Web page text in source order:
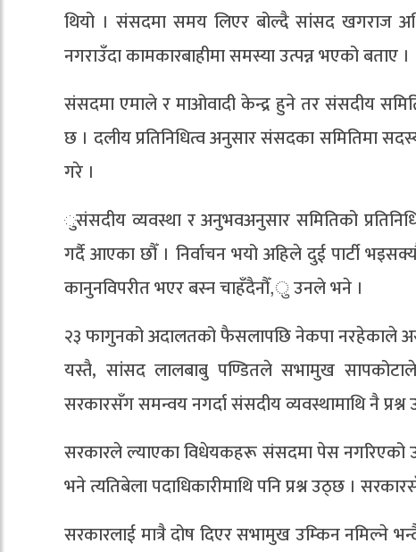
थियो । संसदमा समय लिएर बोल्दै सांसद खगराज
नगराउँदा कामकारबाहीमा समस्या उत्पन्न भएको बताए ।
संसदमा एमाले र माओवादी केन्द्र हुने तर संसदीय
छ । दलीय प्रतिनिधित्व अनुसार संसदका समितिमा
गरे ।
ुसंसदीय व्यवस्था र अनुभवअनुसार समितिको
गर्दै आएका छौँ । निर्वाचन भयो अहिले दुई पार्टी
कानुनविपरीत भएर बस्न चाहँदैनौँ,ु उनले भने ।
२३ फागुनको अदालतको फैसलापछि नेकपा नरहेकाले
यस्तै, सांसद लालबाबु पण्डितले सभामुख
सरकारसँग समन्वय नगर्दा संसदीय व्यवस्थामाथि नै प्रश्न
सरकारले ल्याएका विधेयकहरू संसदमा पेस नगरिएको
भने त्यतिबेला पदाधिकारीमाथि पनि प्रश्न उठ्छ ।
सरकारलाई मात्रै दोष दिएर सभामुख उम्किन नमिल्ने